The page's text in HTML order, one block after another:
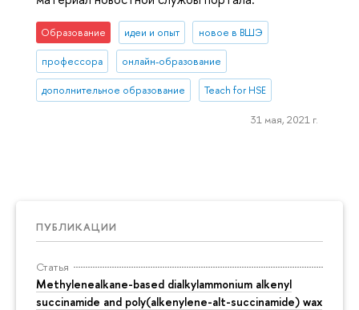
ПУБЛИКАЦИИ
Статья
Methylenealkane-based dialkylammonium alkenyl
succinamide and poly(alkenylene-alt-succinamide) wax
Образование идеи и опыт новое в ВШЭ
профессора онлайн-образование
дополнительное образование Teach for HSE
31 мая, 2021 г.